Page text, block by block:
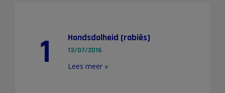
1 Hondsdolheid (rabiës)
13/07/2016
Lees meer »